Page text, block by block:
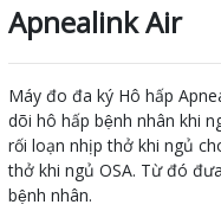
Apnealink Air
Máy đo đa ký Hô hấp
dõi hô hấp bệnh nhân khi
rối loạn nhịp thở khi ngủ
thở khi ngủ OSA. Từ đó
bệnh nhân.